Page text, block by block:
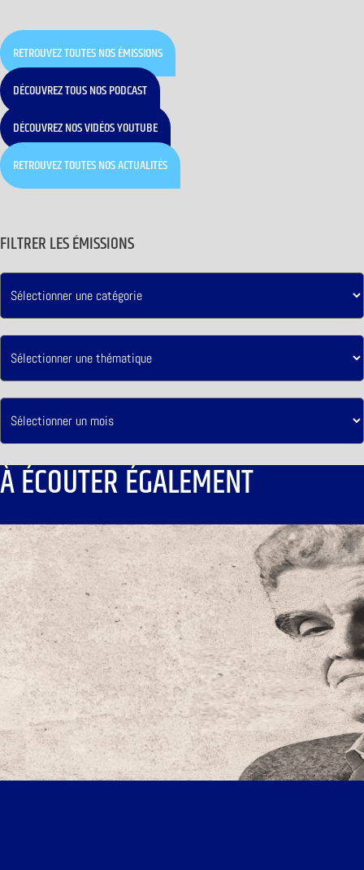
RETROUVEZ TOUTES NOS ÉMISSIONS
DÉCOUVREZ TOUS NOS PODCAST
DÉCOUVREZ NOS VIDÉOS YOUTUBE
RETROUVEZ TOUTES NOS ACTUALITÉS
FILTRER LES ÉMISSIONS
À ÉCOUTER ÉGALEMENT